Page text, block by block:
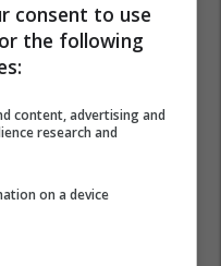
consent to use
the following
content, advertising and
research and
on a device